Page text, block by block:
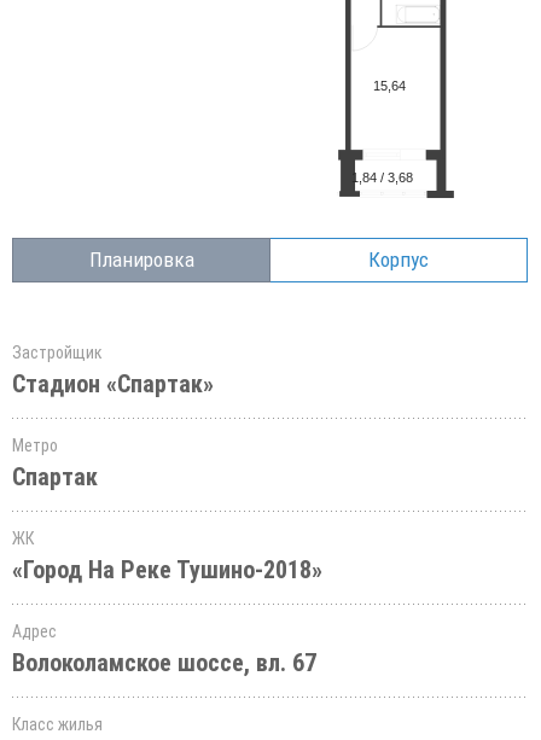
Планировка Корпус
Застройщик
Стадион «Спартак»
Метро
Спартак
ЖК
«Город На Реке Тушино-2018»
Адрес
Волоколамское шоссе, вл. 67
Класс жилья